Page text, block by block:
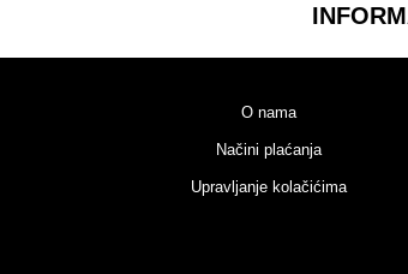
O nama
Načini plaćanja
Upravljanje kolačićima